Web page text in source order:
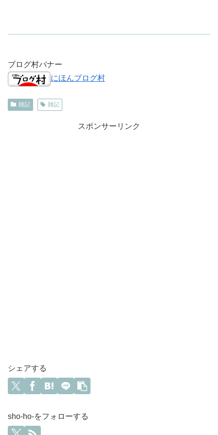
ブログ村バナー
にほんブログ村
雑記 雑記
スポンサーリンク
シェアする
sho-ho-をフォローする